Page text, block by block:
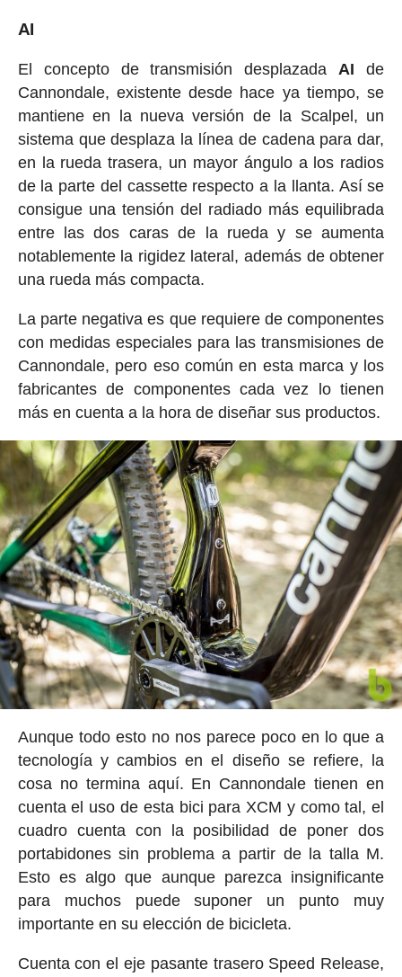
AI
El concepto de transmisión desplazada AI de
Cannondale, existente desde hace ya tiempo, se
mantiene en la nueva versión de la Scalpel, un
sistema que desplaza la línea de cadena para dar,
en la rueda trasera, un mayor ángulo a los radios
de la parte del cassette respecto a la llanta. Así se
consigue una tensión del radiado más equilibrada
entre las dos caras de la rueda y se aumenta
notablemente la rigidez lateral, además de obtener
una rueda más compacta.
La parte negativa es que requiere de componentes
con medidas especiales para las transmisiones de
Cannondale, pero eso común en esta marca y los
fabricantes de componentes cada vez lo tienen
más en cuenta a la hora de diseñar sus productos.
Aunque todo esto no nos parece poco en lo que a
tecnología y cambios en el diseño se refiere, la
cosa no termina aquí. En Cannondale tienen en
cuenta el uso de esta bici para XCM y como tal, el
cuadro cuenta con la posibilidad de poner dos
portabidones sin problema a partir de la talla M.
Esto es algo que aunque parezca insignificante
para muchos puede suponer un punto muy
importante en su elección de bicicleta.
Cuenta con el eje pasante trasero Speed Release,